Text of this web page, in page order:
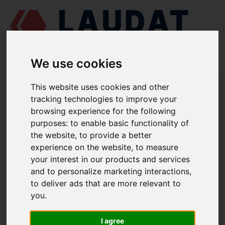
We use cookies
This website uses cookies and other
tracking technologies to improve your
browsing experience for the following
purposes:to enable basic functionality of
the website,to provide a better
experience on the website,to measure
your interest in our products and services
and to personalize marketing interactions,
to deliver ads that are more relevant to
you.
I agree
LAUDAT SUPPLY/MOTORES MARINOS/ MAN L25/30/ SELLO DEL
LAUDAT SUPPLY
L25/30
CATEGORIA DE BOMBA DE AGUA DE REFRIGERACIÓN
SELLO DEL EJE
NÚMERO DE PIEZA: 350.04.015